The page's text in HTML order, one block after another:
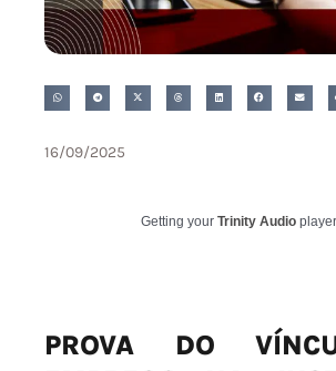
16/09/2025
Getting your Trinity Audio player
PROVA DO